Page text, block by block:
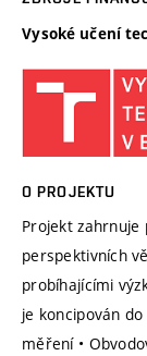
Vysoké učení
O PROJEKTU
Projekt zahrnuje
perspektivních
probíhajícími
je koncipován
měření •